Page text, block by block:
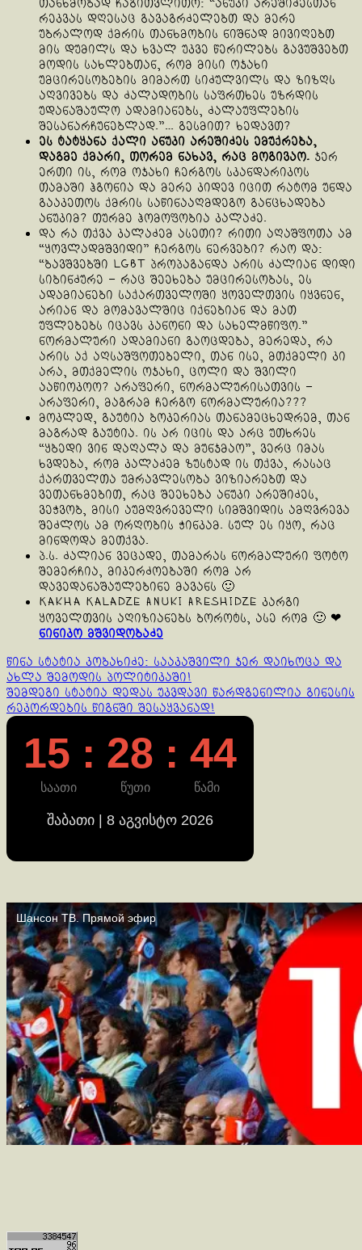
თანხმობად ჩაგითვლითო: “ანუკი არეშიძესთან
რეკვას დღესაც გავაგრძელებთ და მერე
უბრალოდ ქმრის თანხმობის ნიშნად მივიღებთ
მის დუმილს და ხვალ უკვე წერილებს გავუშვებთ
მოდის სახლებთან, რომ მისი ოჯახი
უმცირესობების მიმართ სიძულვილს და ზიზღს
აღვივებს და ძალადობის საფრთხეს უზრდის
უდანაშაულო ადამიანებს, ძალაუფლების
შესანარჩუნებლად.”… გესმით? ხედავთ?
ეს ტატყანა ქალი ანუკი არეშიძეს ემუქრება,
დაგმე ქმარი, თორემ ნახავ, რაც მოგივაო. ჯერ
ერთი ის, რომ ოჯახი ჩერგოს სკანდარიკოს
თამაში ჰგონია და მერე კიდევ იცით რატომ უნდა
გააკეთოს ქმრის საწინააღმდეგო განცხადება
ანუკიმ? თურმე ჰომოფობია კალაძე.
და რა თქვა კალაძემ ასეთი? რითი აღაშფოთა ამ
“ყოვლადმშვიდი” ჩერგოს ნერვები? რაო და:
“ბავშვებში LGBT პროპაგანდა არის ძალიან დიდი
სიბინძურე – რაც შეეხება უმცირესობას, ეს
ადამიანები საქართველოში ყოველთვის იყვნენ,
არიან და მომავალშიც იქნებიან და მათ
უფლებებს იცავს კანონი და სახელმწიფო.”
ნორმალური ადამიანი გაოცდება, მერედა, რა
არის აქ აღსაშფოთებელი, თან ისე, მთქმელი კი
არა, მთქმელის ოჯახი, ცოლი და შვილი
ააწიოკოო? არაფერი, ნორმალურისათვის –
არაფერი, მაგრამ ჩერგო ნორმალურია???
მოკლედ, გაუტია ბოკერიას თანამეცხედრემ, თან
მაგრად გაუტია. ის არ იცის და არც უთხრეს
“ყბედი ვინ დაღალა და მუნჯმაო”, ვერც იმას
ხვდება, რომ კალაძემ ზუსტად ის თქვა, რასაც
ქართველთა უმრავლესობა ვიზიარებთ და
ვეთანხმებით, რაც შეეხება ანუკი არეშიძეს,
ვეჭვობ, მისი აუმღვრეველი სიმშვიდის ამღვრევა
შეძლოს ამ ორღობის ჭინკამ. სულ ეს იყო, რაც
მინდოდა მეთქვა.
პ.ს. ძალიან ვეცადე, თამარას ნორმალური ფოტო
შემერჩია, მიკერძოებაში რომ არ
დავედანაშაულებინე მავანს 🙂
Kakha Kaladze Anuki Areshidze კარგი
ყოველთვის აღიზიანებს ბოროტს, ასე რომ 🙂 ❤
ნინიკო მშვიდობაძე
Continue
Reading
წინა სტატია კობახიძე: სააკაშვილი ჯერ დაიხოცა და
ახლა შემოდის პოლიტიკაში!
შემდეგი სტატია დედას უკვდავი წარდგენილია გინესის
რეკორდების წიგნში შესაყვანად!
15 : 28 : 44
საათი წუთი წამი
შაბათი | 8 აგვისტო 2026